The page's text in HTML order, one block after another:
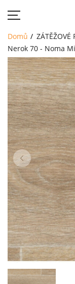
DOMŮ
SORTIMENT
AKCE
CENÍK
REFERENCE
SOUTĚŽ
KONTAKT
Domů ZÁTĚŽOVÉ
Nerok 70 - Noma